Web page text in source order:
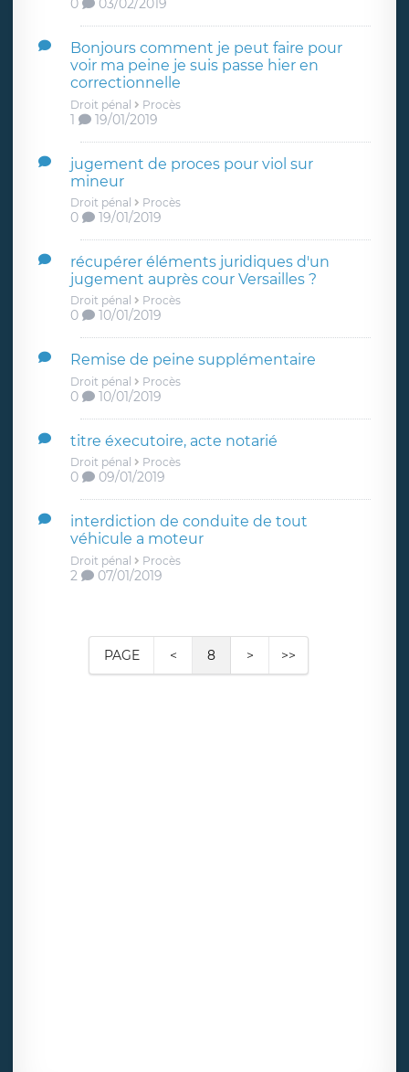
0 03/02/2019
Bonjours comment je peut faire pour
voir ma peine je suis passe hier en
correctionnelle
Droit pénal Procès
1 19/01/2019
jugement de proces pour viol sur
mineur
Droit pénal Procès
0 19/01/2019
récupérer éléments juridiques d'un
jugement auprès cour Versailles ?
Droit pénal Procès
0 10/01/2019
Remise de peine supplémentaire
Droit pénal Procès
0 10/01/2019
titre éxecutoire, acte notarié
Droit pénal Procès
0 09/01/2019
interdiction de conduite de tout
véhicule a moteur
Droit pénal Procès
2 07/01/2019
PAGE < 8 > >>